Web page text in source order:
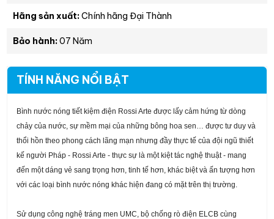
Hãng sản xuất:Chính hãng Đại Thành
Bảo hành:07 Năm
TÍNH NĂNG NỔI BẬT
Bình nước nóng tiết kiệm điện Rossi Arte được lấy cảm hứng từ dòng
chảy của nước, sự mềm mại của những bông hoa sen… được tư duy và
thổi hồn theo phong cách lãng mạn nhưng đầy thực tế của đội ngũ thiết
kế người Pháp - Rossi Arte - thực sự là một kiệt tác nghệ thuật - mang
đến một dáng vẻ sang trọng hơn, tinh tế hơn, khác biệt và ấn tượng hơn
với các loại bình nước nóng khác hiện đang có mặt trên thị trường.
Sử dụng công nghệ tráng men UMC, bộ chống rò điện ELCB cùng